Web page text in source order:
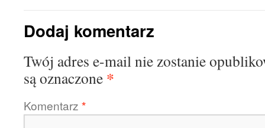
Dodaj komentarz
Twój adres e-mail nie zostanie
są oznaczone *
Komentarz *